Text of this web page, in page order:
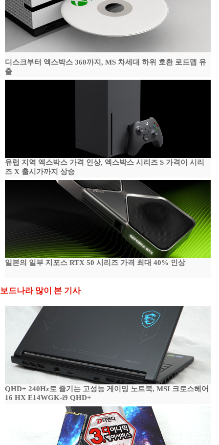
디스크부터 엑스박스 360까지, MS 차세대 하위 호환 로드맵 유
출
유럽 지역 엑스박스 가격 인상, 엑스박스 시리즈 S 가격이 시리
즈 X 출시가까지 상승
일본의 일부 지포스 RTX 50 시리즈 가격 최대 40% 인상
보드나라 많이 본 기사
QHD+ 240Hz로 즐기는 고성능 게이밍 노트북, MSI 크로스헤어
16 HX E14WGK-i9 QHD+